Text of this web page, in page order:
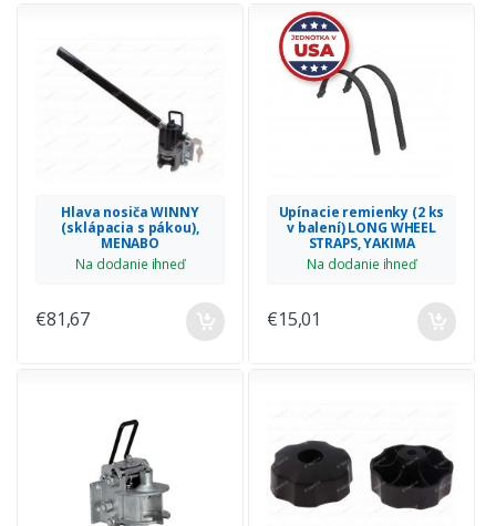
Hlava nosiča WINNY
(sklápacia s pákou),
MENABO
Na dodanie ihneď
€81,67
Upínacie remienky (2 ks
v balení) LONG WHEEL
STRAPS, YAKIMA
Na dodanie ihneď
€15,01